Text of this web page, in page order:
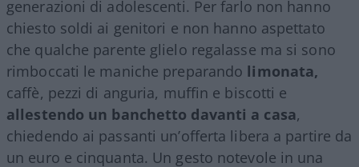
generazioni di adolescenti. Per farlo non hanno
chiesto soldi ai genitori e non hanno aspettato
che qualche parente glielo regalasse ma si sono
rimboccati le maniche preparando limonata,
caffè, pezzi di anguria, muffin e biscotti e
allestendo un banchetto davanti a casa,
chiedendo ai passanti un’offerta libera a partire da
un euro e cinquanta. Un gesto notevole in una